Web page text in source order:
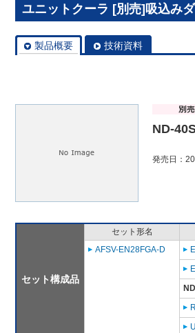
ユニットクーラ [別売]吸込み
製品概要 技術資料
ND-
発売日：
セット構成品
セット形名
AFSV-EN28FGA-D